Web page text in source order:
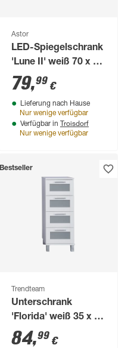
Astor
LED-Spiegelschrank
'Lune II' weiß 70 x 70
x 16 cm
79,99 €
Lieferung nach Hause
Nur wenige verfügbar
Verfügbar in Troisdorf
Nur wenige verfügbar
Bestseller
Trendteam
Unterschrank
'Florida' weiß 35 x 89
x 33 cm
84,99 €